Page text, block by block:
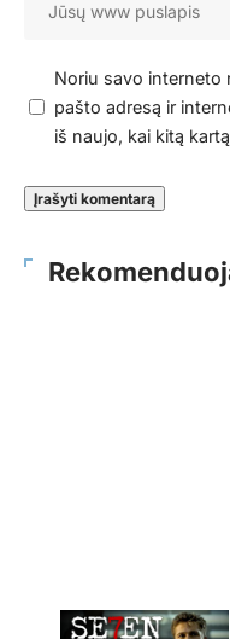
Noriu savo interneto
pašto adresą ir
iš naujo, kai kitą